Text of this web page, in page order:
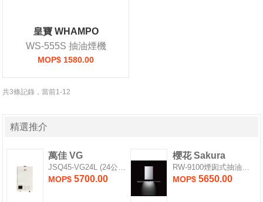
皇寶 WHAMPO
WS-555S 抽油煙機
MOP$ 1580.00
共3條記錄，當前1-12
精選推介
萬佳 VG
MOP$ 5700.00
櫻花 Sakura
MOP$5650.00